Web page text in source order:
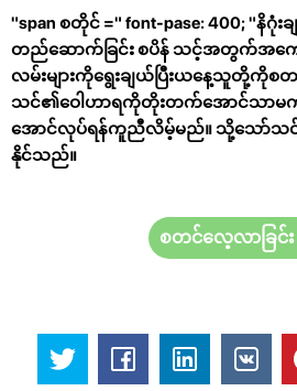
"span စတိုင် =" font-pase: 400; "နိဂုံ
တည်ဆောက်ခြင်း စပိန် သင့်အတွက်အကေ
လမ်းများကိုရွေးချယ်ပြီးယနေ့သူတို့ကိုစ
သင်၏ဝေါဟာရကိုတိုးတက်အောင်သာ
အောင်လုပ်ရန်ကူညီလိမ့်မည်။ သို့သော်သ
နိုင်သည်။
စတင်လေ့လာခြင်း